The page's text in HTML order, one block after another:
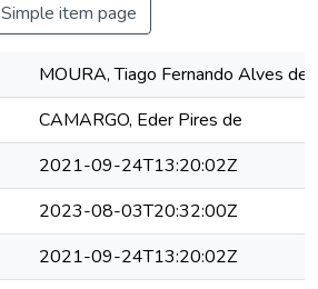
Simple item page
MOURA, Tiago Fernando Alves de
CAMARGO, Eder Pires de
2021-09-24T13:20:02Z
2023-08-03T20:32:00Z
2021-09-24T13:20:02Z